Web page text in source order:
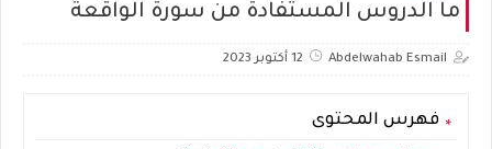
ما الدروس المستفادة من سورة الواقعة
Abdelwahab Esmail 12 أكتوبر 2023
فهرس المحتوى